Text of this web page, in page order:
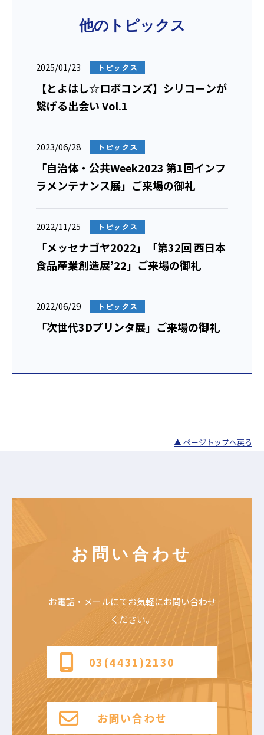
他のトピックス
2025/01/23 トピックス
【とよはし☆ロボコンズ】シリコーンが
繋げる出会い Vol.1
2023/06/28 トピックス
「自治体・公共Week2023 第1回インフ
ラメンテナンス展」ご来場の御礼
2022/11/25 トピックス
「メッセナゴヤ2022」「第32回 西日本
食品産業創造展’22」ご来場の御礼
2022/06/29 トピックス
「次世代3Dプリンタ展」ご来場の御礼
▲ ページトップへ戻る
お問い合わせ
お電話・メールにてお気軽にお問い合わせ
ください。
03(4431)2130
お問い合わせ